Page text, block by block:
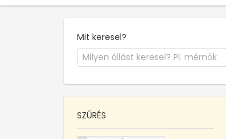
Mit keresel?
SZŰRÉS